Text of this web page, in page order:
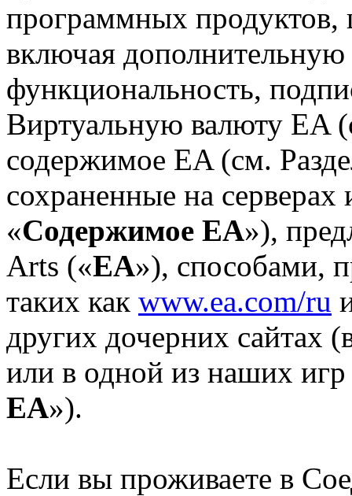
программных
включая
функциональность,
Виртуальную валюту EA
содержимое EA (см.
сохраненные на серверах
«Содержимое EA»),
Arts («EA»), способами,
таких как www.ea.com/ru
других дочерних сайтах
или в одной из наших
EA»).
Если вы проживаете в